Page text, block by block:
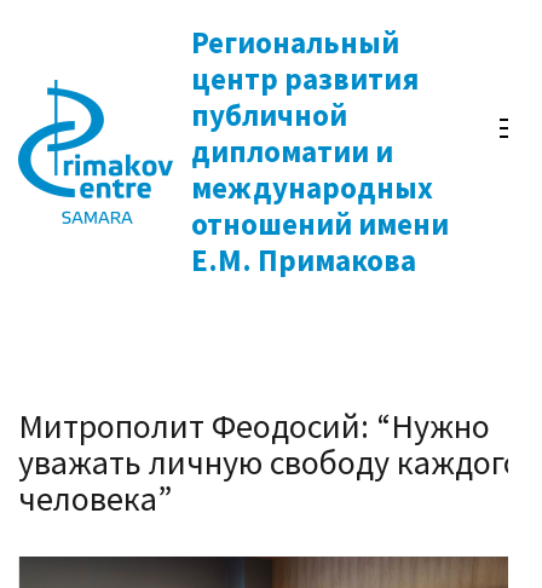
содержимому
(нажмите
Enter)
Региональный
центр развития
публичной
дипломатии и
международных
отношений имени
Е.М. Примакова
Митрополит Феодосий: “Нужно
уважать личную свободу каждого
человека”